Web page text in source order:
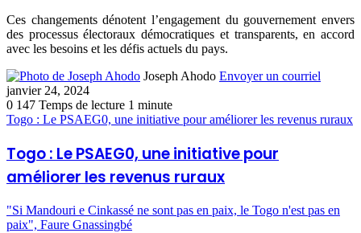
Ces changements dénotent l’engagement du gouvernement envers
des processus électoraux démocratiques et transparents, en accord
avec les besoins et les défis actuels du pays.
Joseph Ahodo Envoyer un courriel
janvier 24, 2024
0 147 Temps de lecture 1 minute
Togo : Le PSAEG0, une initiative pour améliorer les revenus ruraux
Togo : Le PSAEG0, une initiative pour
améliorer les revenus ruraux
"Si Mandouri e Cinkassé ne sont pas en paix, le Togo n'est pas en
paix", Faure Gnassingbé